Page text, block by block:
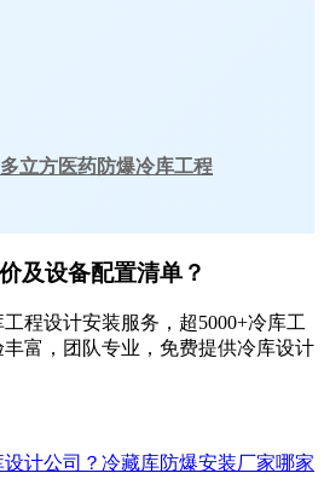
立方医药防爆冷库工程
及设备配置清单？
程设计安装服务，超5000+冷库工
富，团队专业，免费提供冷库设计
计公司？冷藏库防爆安装厂家哪家